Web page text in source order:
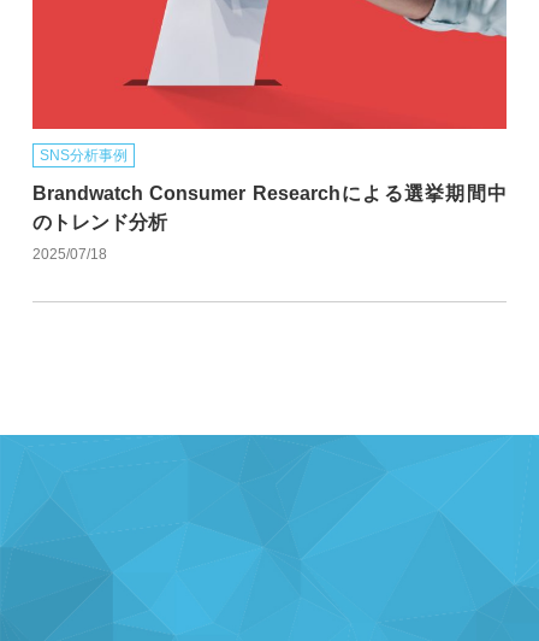
SNS分析事例
Brandwatch Consumer Researchによる選挙期間中
のトレンド分析
2025/07/18